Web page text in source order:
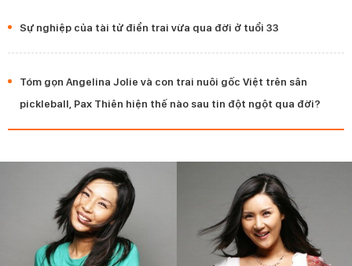
Sự nghiệp của tài tử điển trai vừa qua đời ở tuổi 33
Tóm gọn Angelina Jolie và con trai nuôi gốc Việt trên sân
pickleball, Pax Thiên hiện thế nào sau tin đột ngột qua đời?